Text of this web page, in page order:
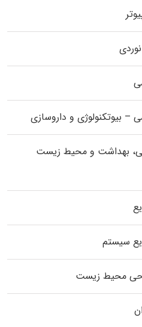
بیوتکنولوژی و داروسازی
بهداشت و محیط زیست
سیستم
محیط زیست